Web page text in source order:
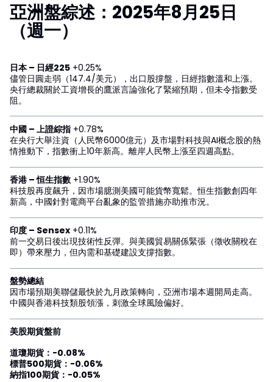
亞洲盤綜述：2025年8月25日
（週一）
日本 – 日經225 +0.25%
儘管日圓走弱（147.4/美元），出口股撐盤，日經指數溫和上漲。
央行總裁關於工資增長的鷹派言論強化了緊縮預期，但未令指數受
阻。
中國 – 上證綜指 +0.78%
在央行大舉注資（人民幣6000億元）及市場對科技與AI概念股的熱
情推動下，指數衝上10年新高。離岸人民幣上漲至四週高點。
香港 – 恒生指數 +1.90%
科技股再度飆升，因市場臆測美國可能貨幣寬鬆。恒生指數創四年
新高，中國針對電商平台亂象的監管措施亦助推市況。
印度 – Sensex +0.11%
前一交易日後出現技術性反彈。與美國貿易關係緊張（徵收關稅在
即）帶來壓力，但內需和基礎建設支撐指數。
盤勢總結
因市場預期美聯儲最快於九月政策轉向，亞洲市場本週開局走高。
中國與香港科技類股領漲，刺激全球風險偏好。
美股期貨盤前
道瓊期貨：-0.08%
標普500期貨：-0.06%
納指100期貨：-0.05%